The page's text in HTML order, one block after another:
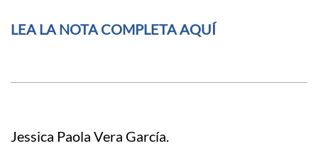
LEA LA NOTA COMPLETA AQUÍ
Jessica Paola Vera García.